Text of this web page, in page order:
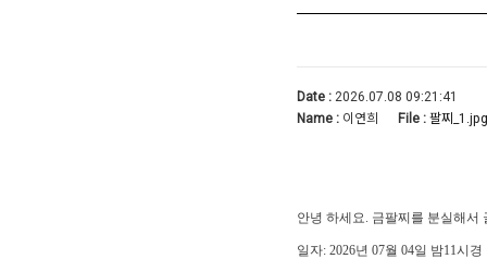
Date :2026.07.08 09:21:41
Name :이연희 File :팔찌_1.jpg
안녕 하세요. 금팔찌를 분실해서
일자: 2026년 07월 04일 밤11시경